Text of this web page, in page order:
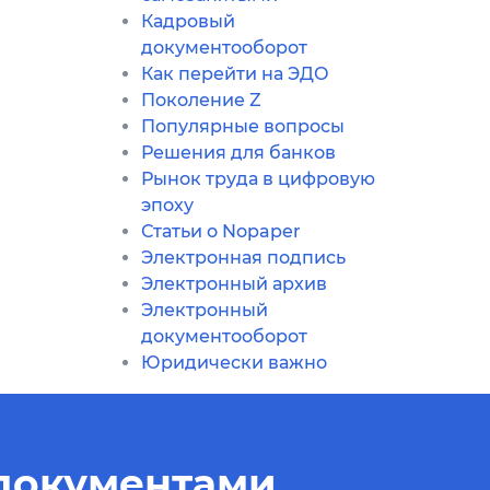
Кадровый
документооборот
Как перейти на ЭДО
Поколение Z
Популярные вопросы
Решения для банков
Рынок труда в цифровую
эпоху
Статьи о Nopaper
Электронная подпись
Электронный архив
Электронный
документооборот
Юридически важно